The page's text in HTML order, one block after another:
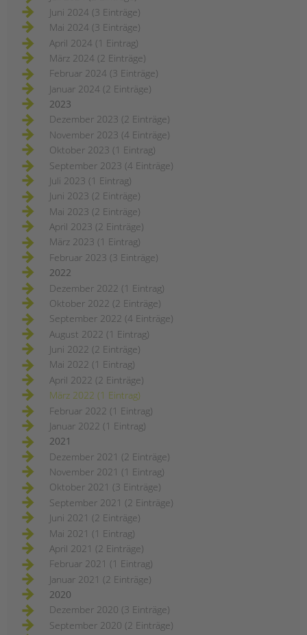
Juni 2024 (3 Einträge)
Mai 2024 (3 Einträge)
April 2024 (1 Eintrag)
März 2024 (2 Einträge)
Februar 2024 (3 Einträge)
Januar 2024 (2 Einträge)
2023
Dezember 2023 (2 Einträge)
November 2023 (4 Einträge)
Oktober 2023 (1 Eintrag)
September 2023 (4 Einträge)
Juli 2023 (1 Eintrag)
Juni 2023 (2 Einträge)
Mai 2023 (2 Einträge)
April 2023 (2 Einträge)
März 2023 (1 Eintrag)
Februar 2023 (3 Einträge)
2022
Dezember 2022 (1 Eintrag)
Oktober 2022 (2 Einträge)
September 2022 (4 Einträge)
August 2022 (1 Eintrag)
Juni 2022 (2 Einträge)
Mai 2022 (1 Eintrag)
April 2022 (2 Einträge)
März 2022 (1 Eintrag)
Februar 2022 (1 Eintrag)
Januar 2022 (1 Eintrag)
2021
Dezember 2021 (2 Einträge)
November 2021 (1 Eintrag)
Oktober 2021 (3 Einträge)
September 2021 (2 Einträge)
Juni 2021 (2 Einträge)
Mai 2021 (1 Eintrag)
April 2021 (2 Einträge)
Februar 2021 (1 Eintrag)
Januar 2021 (2 Einträge)
2020
Dezember 2020 (3 Einträge)
September 2020 (2 Einträge)